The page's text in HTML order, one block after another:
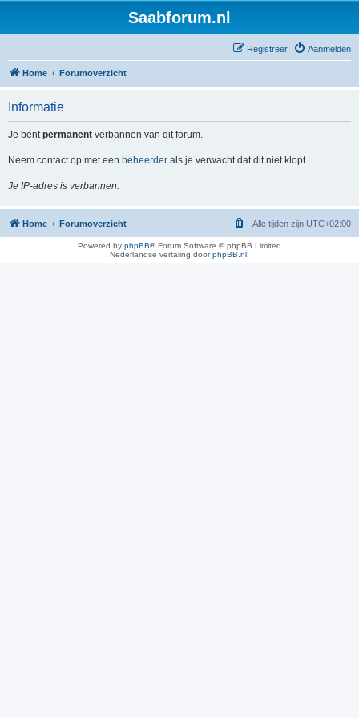
Saabforum.nl
Aanmelden
Registreer
Home Forumoverzicht
Informatie
Je bentpermanent verbannen van dit forum.
Neem contact op met een beheerder als je verwacht dat dit niet klopt.
Je IP-adres is verbannen.
Home Forumoverzicht Alle tijden zijn UTC+02:00
Powered by phpBB® Forum Software © phpBB Limited
Nederlandse vertaling doorphpBB.nl